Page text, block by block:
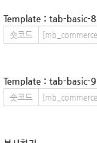
Template : tab-basic-8
숏코드
Template : tab-basic-9
숏코드